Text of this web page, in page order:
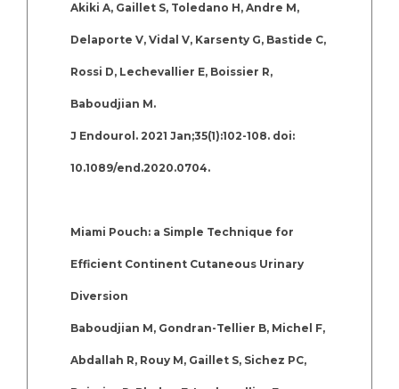
Akiki A, Gaillet S, Toledano H, Andre M,
Delaporte V, Vidal V, Karsenty G, Bastide C,
Rossi D, Lechevallier E, Boissier R,
Baboudjian M.
J Endourol. 2021 Jan;35(1):102-108. doi:
10.1089/end.2020.0704.
Miami Pouch: a Simple Technique for
Efficient Continent Cutaneous Urinary
Diversion
Baboudjian M, Gondran-Tellier B, Michel F,
Abdallah R, Rouy M, Gaillet S, Sichez PC,